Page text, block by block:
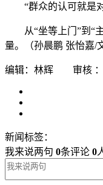
“群众的认可就是
从“坐等上门”到“
量。（孙晨鹏 张怡嘉/
编辑：林辉 审核
新闻标签：
我来说两句 0条评论 0